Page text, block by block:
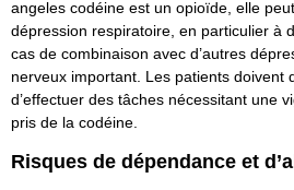
angeles codéine est un opioïde, elle
dépression respiratoire, en particulier à
cas de combinaison avec d’autres
nerveux important. Les patients doivent
d’effectuer des tâches nécessitant une
pris de la codéine.
Risques de dépendance et